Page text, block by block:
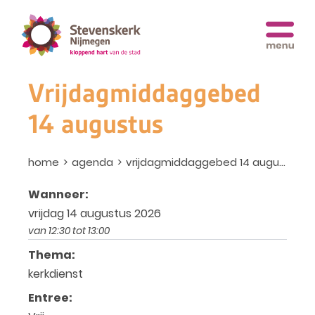
Vrijdagmiddaggebed
14 augustus
home agenda vrijdagmiddaggebed 14 augustus
Wanneer:
vrijdag 14 augustus 2026
van 12:30 tot 13:00
Thema:
kerkdienst
Entree: